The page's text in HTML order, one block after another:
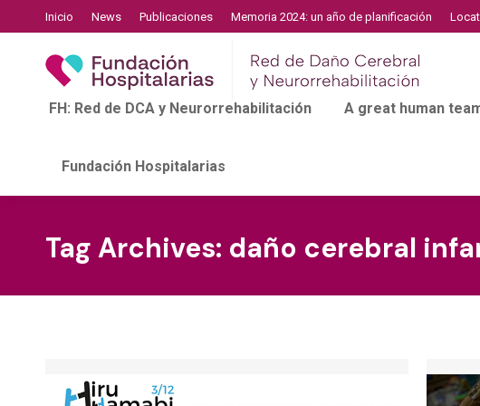
Inicio News Publicaciones Memoria 2024: un año de planificación
FH: Red de DCA y Neurorrehabilitación A great human
Fundación Hospitalarias
Tag Archives: daño cerebral